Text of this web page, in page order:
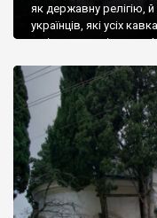
як державну релігію,
українців, які усіх
є відданими вірянами